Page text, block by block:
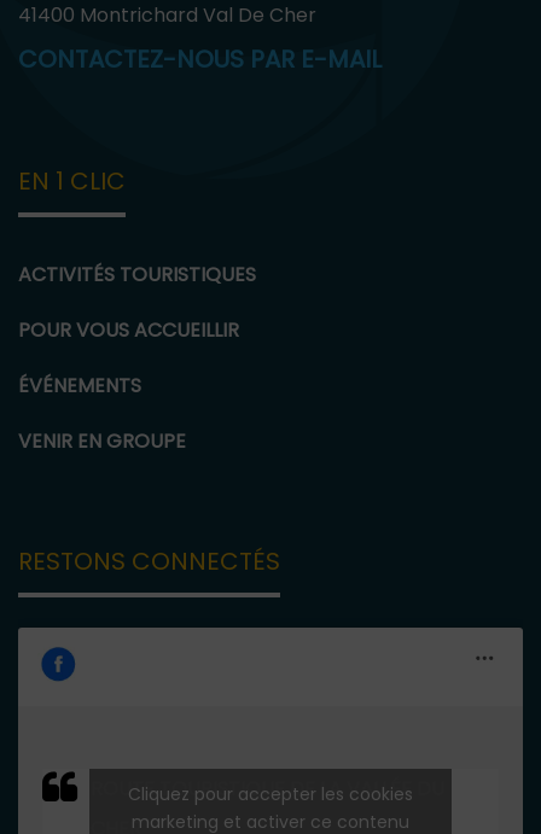
41400 Montrichard Val De Cher
CONTACTEZ-NOUS PAR E-MAIL
EN 1 CLIC
ACTIVITÉS TOURISTIQUES
POUR VOUS ACCUEILLIR
ÉVÉNEMENTS
VENIR EN GROUPE
RESTONS CONNECTÉS
ROUTE TOURISTIQUE DE LA VALLÉE DU
Cliquez pour accepter les cookies
marketing et activer ce contenu